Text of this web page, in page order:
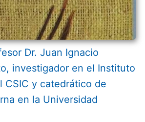
Dr. Juan Ignacio
investigador en el Instituto
CSIC y catedrático de
en la Universidad